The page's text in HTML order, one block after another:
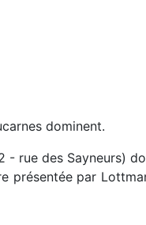
dominent.
- rue des Sayneurs)
présentée par